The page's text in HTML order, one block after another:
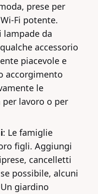
prese per
Fi potente.
lampade da
accessorio
piacevole e
accorgimento
le
lavoro o per
: Le famiglie
figli. Aggiungi
cancelletti
possibile, alcuni
giardino